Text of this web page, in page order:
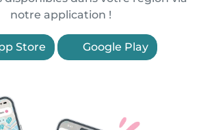
notre application !
Store Google Play